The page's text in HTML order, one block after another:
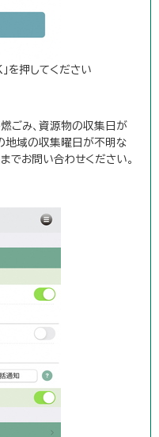
を押してください
ごみ、資源物の収集日が
地域の収集曜日が不明な
でお問い合わせください。